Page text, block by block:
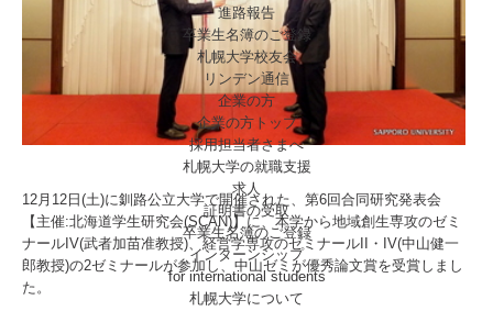
進路報告
卒業生名簿のご登録
札幌大学校友会
リンデン通信
企業の方
企業の方トップ
採用担当者さまへ
札幌大学の就職支援
求人
証明書の受取
卒業生名簿のご登録
インターンシップ
for internationalstudents
札幌大学について
12月12日(土)に釧路公立大学で開催された、第6回合同研究発表会
【主催:北海道学生研究会(SCAN)】に、本学から地域創生専攻のゼミ
ナールIV(武者加苗准教授)、経営学専攻のゼミナールII・IV(中山健一
郎教授)の2ゼミナールが参加し、中山ゼミが優秀論文賞を受賞しまし
た。